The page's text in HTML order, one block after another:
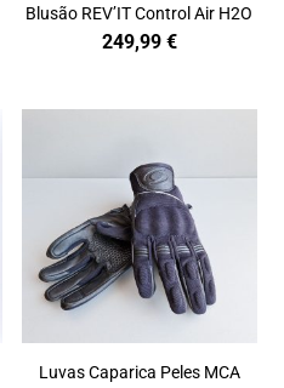
Blusão REV’IT Control Air H2O
249,99 €
Luvas Caparica Peles MCA